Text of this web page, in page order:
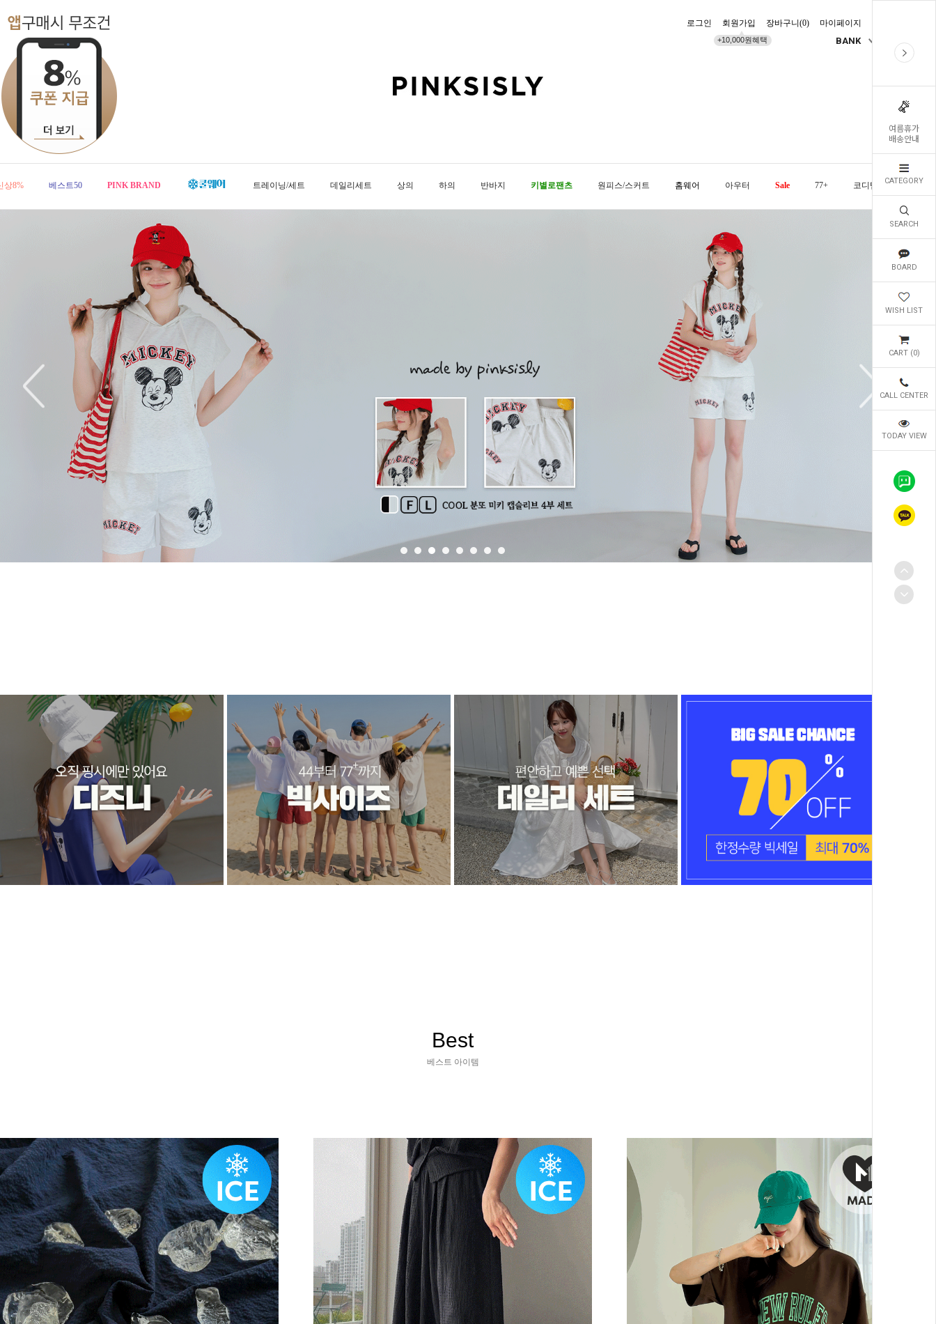
여름휴가
배송안내
CATEGORY
SEARCH
BOARD
WISH LIST
CART (0)
CALL CENTER
TODAY VIEW
로그인 회원가입
+10,000원혜택
장바구니(0) 마이페이지
BANK
상8% 베스트50 PINK BRAND 트레이닝/세트 데일리세트 상의 하의 반바지 키별로팬츠 원피스/스커트 홈웨어 아우터 Sale 77+ 코디템 오늘발송
Best
베스트 아이템